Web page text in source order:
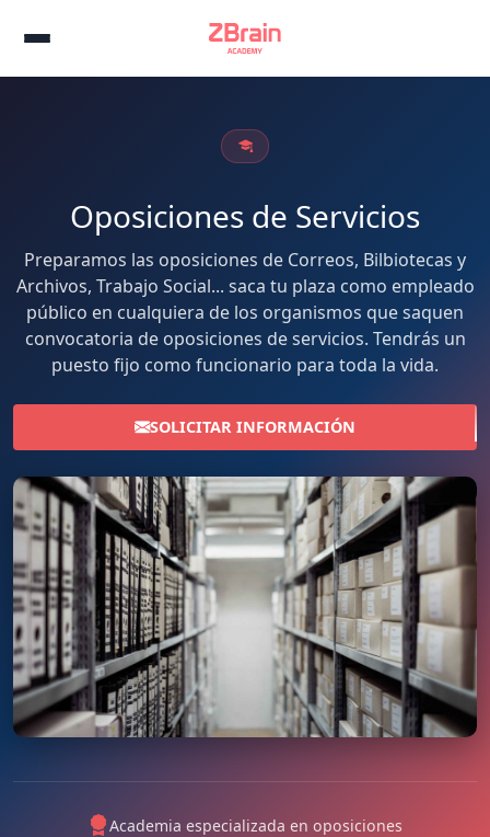
Oposiciones de Servicios
Preparamos las oposiciones de Correos, Bilbiotecas y
Archivos, Trabajo Social... saca tu plaza como empleado
público en cualquiera de los organismos que saquen
convocatoria de oposiciones de servicios. Tendrás un
puesto fijo como funcionario para toda la vida.
SOLICITAR INFORMACIÓN
Academia especializada en oposiciones